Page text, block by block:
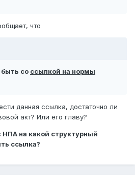
что
со ссылкой на нормы
данная ссылка, достаточно ли
акт? Или его главу?
НПА на какой структурный
ссылка?